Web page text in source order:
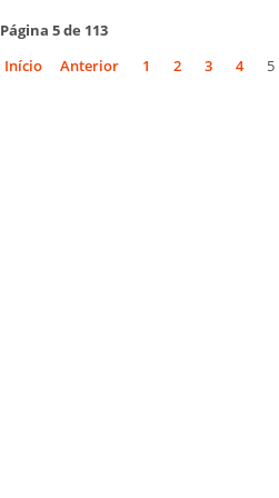
Página 5 de 113
Início
Anterior 1 2 3 4 5